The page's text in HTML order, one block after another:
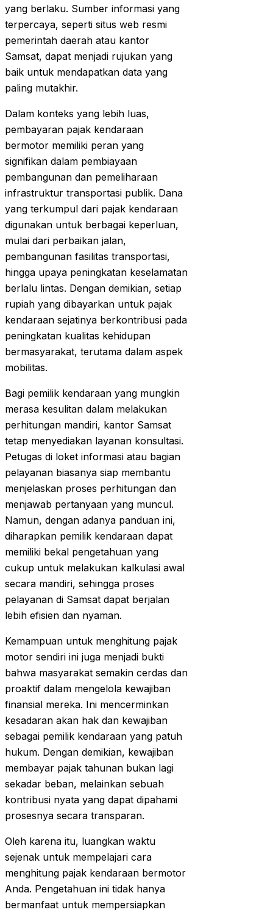
yang berlaku. Sumber informasi yang
terpercaya, seperti situs web resmi
pemerintah daerah atau kantor
Samsat, dapat menjadi rujukan yang
baik untuk mendapatkan data yang
paling mutakhir.
Dalam konteks yang lebih luas,
pembayaran pajak kendaraan
bermotor memiliki peran yang
signifikan dalam pembiayaan
pembangunan dan pemeliharaan
infrastruktur transportasi publik. Dana
yang terkumpul dari pajak kendaraan
digunakan untuk berbagai keperluan,
mulai dari perbaikan jalan,
pembangunan fasilitas transportasi,
hingga upaya peningkatan keselamatan
berlalu lintas. Dengan demikian, setiap
rupiah yang dibayarkan untuk pajak
kendaraan sejatinya berkontribusi pada
peningkatan kualitas kehidupan
bermasyarakat, terutama dalam aspek
mobilitas.
Bagi pemilik kendaraan yang mungkin
merasa kesulitan dalam melakukan
perhitungan mandiri, kantor Samsat
tetap menyediakan layanan konsultasi.
Petugas di loket informasi atau bagian
pelayanan biasanya siap membantu
menjelaskan proses perhitungan dan
menjawab pertanyaan yang muncul.
Namun, dengan adanya panduan ini,
diharapkan pemilik kendaraan dapat
memiliki bekal pengetahuan yang
cukup untuk melakukan kalkulasi awal
secara mandiri, sehingga proses
pelayanan di Samsat dapat berjalan
lebih efisien dan nyaman.
Kemampuan untuk menghitung pajak
motor sendiri ini juga menjadi bukti
bahwa masyarakat semakin cerdas dan
proaktif dalam mengelola kewajiban
finansial mereka. Ini mencerminkan
kesadaran akan hak dan kewajiban
sebagai pemilik kendaraan yang patuh
hukum. Dengan demikian, kewajiban
membayar pajak tahunan bukan lagi
sekadar beban, melainkan sebuah
kontribusi nyata yang dapat dipahami
prosesnya secara transparan.
Oleh karena itu, luangkan waktu
sejenak untuk mempelajari cara
menghitung pajak kendaraan bermotor
Anda. Pengetahuan ini tidak hanya
bermanfaat untuk mempersiapkan